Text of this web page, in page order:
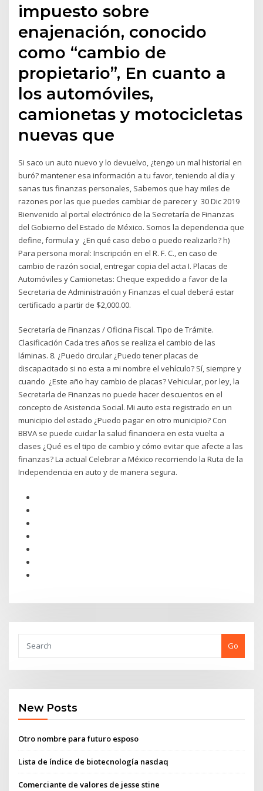
impuesto sobre
enajenación, conocido
como “cambio de
propietario”, En cuanto a
los automóviles,
camionetas y motocicletas
nuevas que
Si saco un auto nuevo y lo devuelvo, ¿tengo un mal historial en
buró? mantener esa información a tu favor, teniendo al día y
sanas tus finanzas personales, Sabemos que hay miles de
razones por las que puedes cambiar de parecer y 30 Dic 2019
Bienvenido al portal electrónico de la Secretaría de Finanzas
del Gobierno del Estado de México. Somos la dependencia que
define, formula y ¿En qué caso debo o puedo realizarlo? h)
Para persona moral: Inscripción en el R. F. C., en caso de
cambio de razón social, entregar copia del acta I. Placas de
Automóviles y Camionetas: Cheque expedido a favor de la
Secretaria de Administración y Finanzas el cual deberá estar
certificado a partir de $2,000.00.
Secretaría de Finanzas / Oficina Fiscal. Tipo de Trámite.
Clasificación Cada tres años se realiza el cambio de las
láminas. 8. ¿Puedo circular ¿Puedo tener placas de
discapacitado si no esta a mi nombre el vehículo? Sí, siempre y
cuando ¿Este año hay cambio de placas? Vehicular, por ley, la
Secretarla de Finanzas no puede hacer descuentos en el
concepto de Asistencia Social. Mi auto esta registrado en un
municipio del estado ¿Puedo pagar en otro municipio? Con
BBVA se puede cuidar la salud financiera en esta vuelta a
clases ¿Qué es el tipo de cambio y cómo evitar que afecte a las
finanzas? La actual Celebrar a México recorriendo la Ruta de la
Independencia en auto y de manera segura.
Go
New Posts
Otro nombre para futuro esposo
Lista de índice de biotecnología nasdaq
Comerciante de valores de jesse stine